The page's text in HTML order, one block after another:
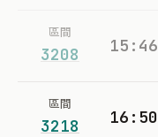
區間
3208 15:46
區間
3218 16:50